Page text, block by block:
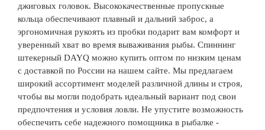
джиговых головок. Высококачественные пропускные
кольца обеспечивают плавный и дальний заброс, а
эргономичная рукоять из пробки подарит вам комфорт и
уверенный хват во время вываживания рыбы. Спиннинг
штекерный DAYQ можно купить оптом по низким ценам
с доставкой по России на нашем сайте. Мы предлагаем
широкий ассортимент моделей различной длины и строя,
чтобы вы могли подобрать идеальный вариант под свои
предпочтения и условия ловли. Не упустите возможность
обеспечить себе надежного помощника в рыбалке -